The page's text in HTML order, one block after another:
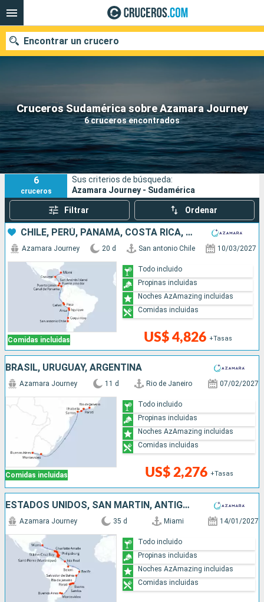
Cruceros Sudamérica sobre Azamara Journey
6 cruceros encontrados
Encontrar un crucero
Nuestros destinos
Fecha de salida
Puertos Compañías
Buscar
6
cruceros
Sus criterios de búsqueda:
Azamara Journey - Sudamérica
Filtrar Ordenar
CHILE, PERÚ, PANAMÁ, COSTA RICA, COLOMBIA, MÉXICO, ESTADOS UNIDOS
Comidas incluidas
Azamara Journey 20 d San antonio Chile 10/03/2027
US$ 4,826 +Tasas
Todo incluido
Propinas incluidas
Noches AzAmazing incluidas
Comidas incluidas
BRASIL, URUGUAY, ARGENTINA
Comidas incluidas
Azamara Journey 11 d Rio de Janeiro 07/02/2027
US$ 2,276 +Tasas
Todo incluido
Propinas incluidas
Noches AzAmazing incluidas
Comidas incluidas
ESTADOS UNIDOS, SAN MARTÍN, ANTIGUA Y BARBUDA, SAN VINCENT Y LAS GRANADINAS, GRENADA, BARBADOS, TRINIDAD Y TOBAGO, BRASIL, URUGUAY, ARGENTINA
Azamara Journey 35 d Miami 14/01/2027
Todo incluido
Propinas incluidas
Noches AzAmazing incluidas
Comidas incluidas